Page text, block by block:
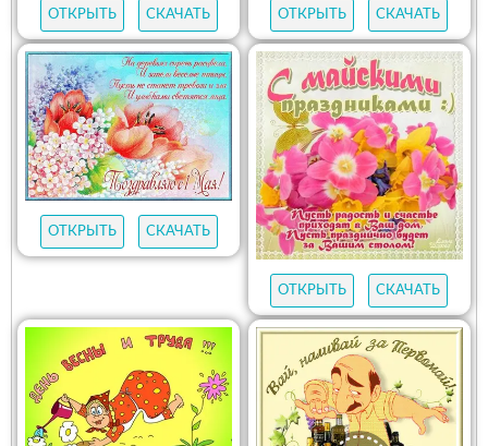
ОТКРЫТЬ СКАЧАТЬ ОТКРЫТЬ СКАЧАТЬ
ОТКРЫТЬ СКАЧАТЬ
ОТКРЫТЬ СКАЧАТЬ